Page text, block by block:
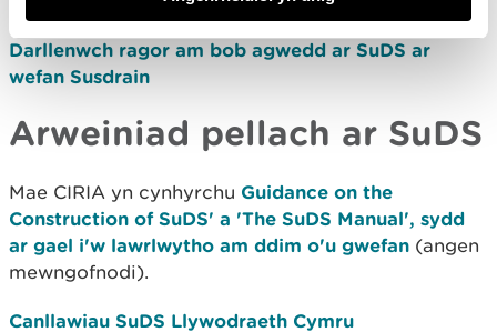
Darllenwch ragor am bob agwedd ar SuDS ar
wefan Susdrain
Arweiniad pellach ar SuDS
Mae CIRIA yn cynhyrchu Guidance on the
Construction of SuDS' a 'The SuDS Manual', sydd
ar gael i'w lawrlwytho am ddim o'u gwefan (angen
mewngofnodi).
Canllawiau SuDS Llywodraeth Cymru